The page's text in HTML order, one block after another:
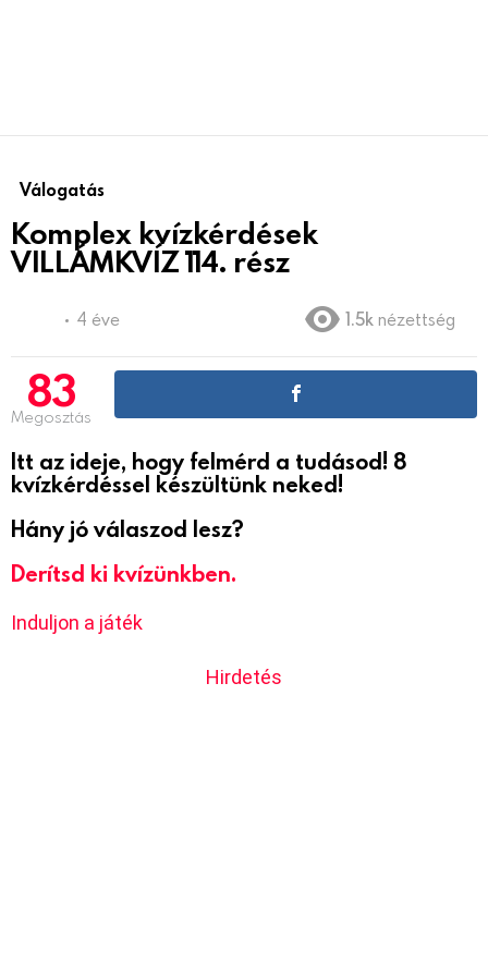
Válogatás
Komplex kvízkérdések
VILLÁMKVÍZ 114. rész
4 éve 1.5k nézettség
83
Megosztás
Itt az ideje, hogy felmérd a tudásod! 8
kvízkérdéssel készültünk neked!
Hány jó válaszod lesz?
Derítsd ki kvízünkben.
Induljon a játék
Hirdetés